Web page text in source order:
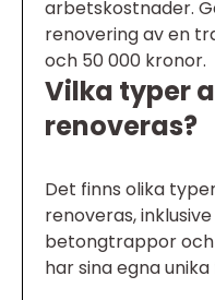
arbetskostnader.
renovering av en
och 50 000 kronor.
Vilka typer
renoveras?
Det finns olika
renoveras,
betongtrappor
har sina egna